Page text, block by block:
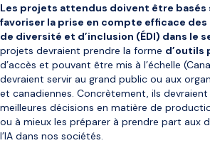
Les projets attendus doivent être basés
favoriser la prise en compte efficace
de diversité et d’inclusion (ÉDI) dans le
projets devraient prendre la forme d’outils
d’accès et pouvant être mis à l’échelle
devraient servir au grand public ou aux
et canadiennes. Concrètement, ils
meilleures décisions en matière de
ou à mieux les préparer à prendre part aux
l’IA dans nos sociétés.